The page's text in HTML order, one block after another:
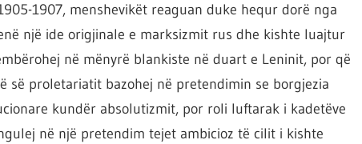
1907, menshevikët reaguan duke hequr dorë nga
një ide origjinale e marksizmit rus dhe kishte luajtur
në mënyrë blankiste në duart e Leninit, por që
së proletariatit bazohej në pretendimin se borgjezia
kundër absolutizmit, por roli luftarak i kadetëve
në një pretendim tejet ambicioz të cilit i kishte